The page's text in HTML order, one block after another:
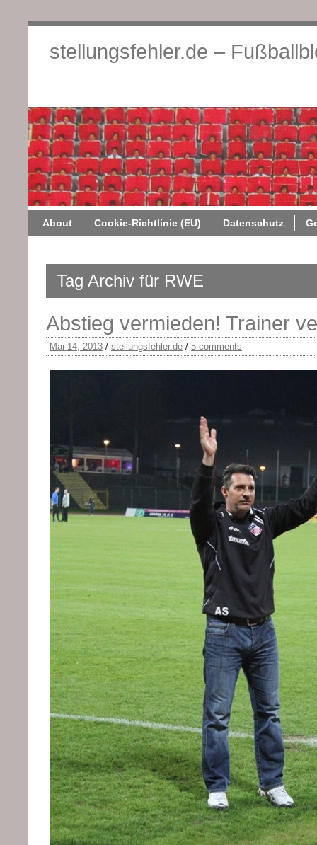
stellungsfehler.de –
About Cookie-Richtlinie (EU) Datenschutz
Tag Archiv für RWE
Abstieg vermieden! Trainer
Mai 14, 2013 / stellungsfehler.de / 5 comments